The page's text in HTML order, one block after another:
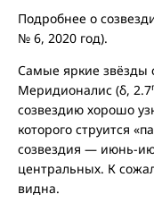
Подробнее о
№ 6, 2020 год).
Самые яркие звёзды
Меридионалис (δ, 2.7
созвездию хорошо
которого струится
созвездия — июнь-
центральных. К
видна.